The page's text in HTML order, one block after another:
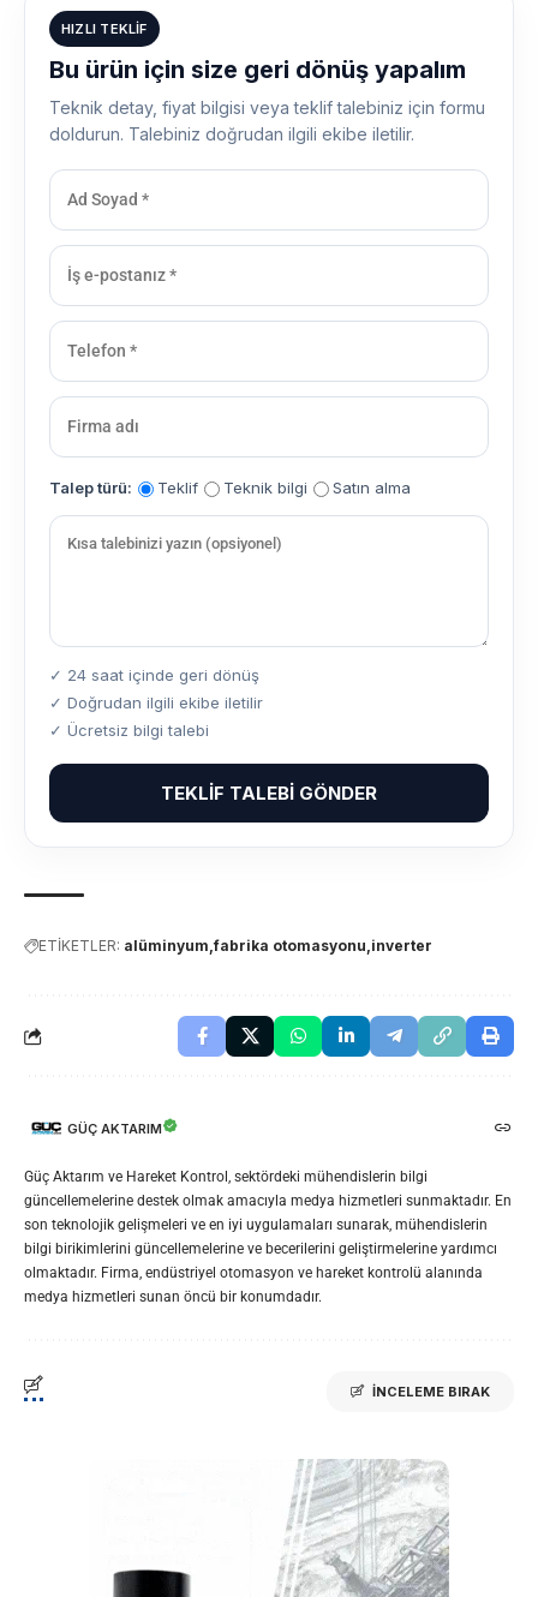
HIZLI TEKLIF
Bu ürün için size geri dönüş yapalım
Teknik detay, fiyat bilgisi veya teklif talebiniz için formu
doldurun. Talebiniz doğrudan ilgili ekibe iletilir.
Talep türü: Teklif Teknik bilgi Satın alma
✓ 24 saat içinde geri dönüş
✓ Doğrudan ilgili ekibe iletilir
✓ Ücretsiz bilgi talebi
TEKLIF TALEBI GÖNDER
ETİKETLER: alüminyum fabrika otomasyonu inverter
GÜÇ AKTARIM
Güç Aktarım ve Hareket Kontrol, sektördeki mühendislerin bilgi
güncellemelerine destek olmak amacıyla medya hizmetleri sunmaktadır. En
son teknolojik gelişmeleri ve en iyi uygulamaları sunarak, mühendislerin
bilgi birikimlerini güncellemelerine ve becerilerini geliştirmelerine yardımcı
olmaktadır. Firma, endüstriyel otomasyon ve hareket kontrolü alanında
medya hizmetleri sunan öncü bir konumdadır.
İNCELEME BIRAK